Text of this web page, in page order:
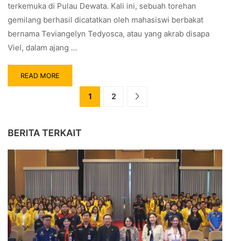
terkemuka di Pulau Dewata. Kali ini, sebuah torehan
gemilang berhasil dicatatkan oleh mahasiswi berbakat
bernama Teviangelyn Tedyosca, atau yang akrab disapa
Viel, dalam ajang …
READ MORE
1 2
BERITA TERKAIT